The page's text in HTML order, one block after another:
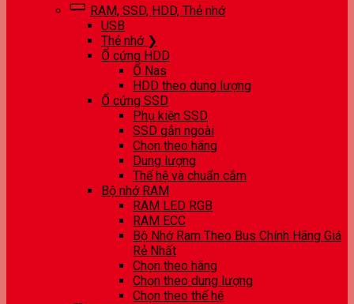
RAM, SSD, HDD, Thẻ nhớ
USB
Thẻ nhớ ❯
Ổ cứng HDD
Ổ Nas
HDD theo dung lượng
Ổ cứng SSD
Phụ kiện SSD
SSD gắn ngoài
Chọn theo hãng
Dung lượng
Thế hệ và chuẩn cắm
Bộ nhớ RAM
RAM LED RGB
RAM ECC
Bộ Nhớ Ram Theo Bus Chính Hãng Giá
Rẻ Nhất
Chọn theo hãng
Chọn theo dung lượng
Chọn theo thế hệ